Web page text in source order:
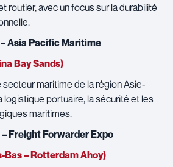
routier, avec un focus sur la durabilité
Asia Pacific Maritime
Bay Sands)
secteur maritime de la région Asie-
logistique portuaire, la sécurité et les
maritimes.
Freight Forwarder Expo
Bas – Rotterdam Ahoy)